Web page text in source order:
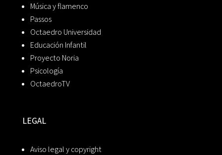
Música y flamenco
Passos
Octaedro Universidad
Educación Infantil
Proyecto Noria
Psicología
OctaedroTV
LEGAL
Aviso legal y copyright